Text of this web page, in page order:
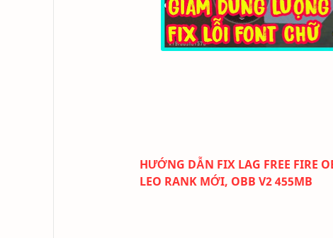
HƯỚNG DẪN FIX LAG FREE FIRE
LEO RANK MỚI, OBB V2 455MB